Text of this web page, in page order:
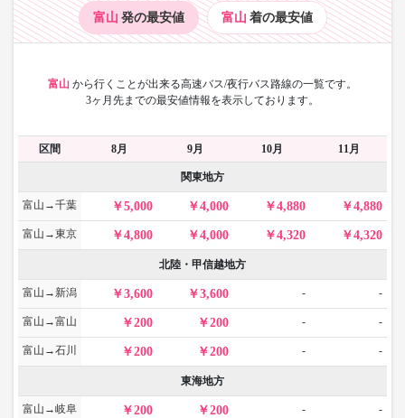
富山 発の最安値 富山 着の最安値
富山 から行くことが出来る高速バス/夜行バス路線の一覧です。
3ヶ月先までの最安値情報を表示しております。
区間 8月 9月 10月 11月
関東地方
富山→千葉 5,000 4,000 4,880 4,880
富山→東京 4,800 4,000 4,320 4,320
北陸・甲信越地方
富山→新潟 3,600 3,600 - -
富山→富山 200 200 - -
富山→石川 200 200 - -
東海地方
富山→岐阜 200 200 - -